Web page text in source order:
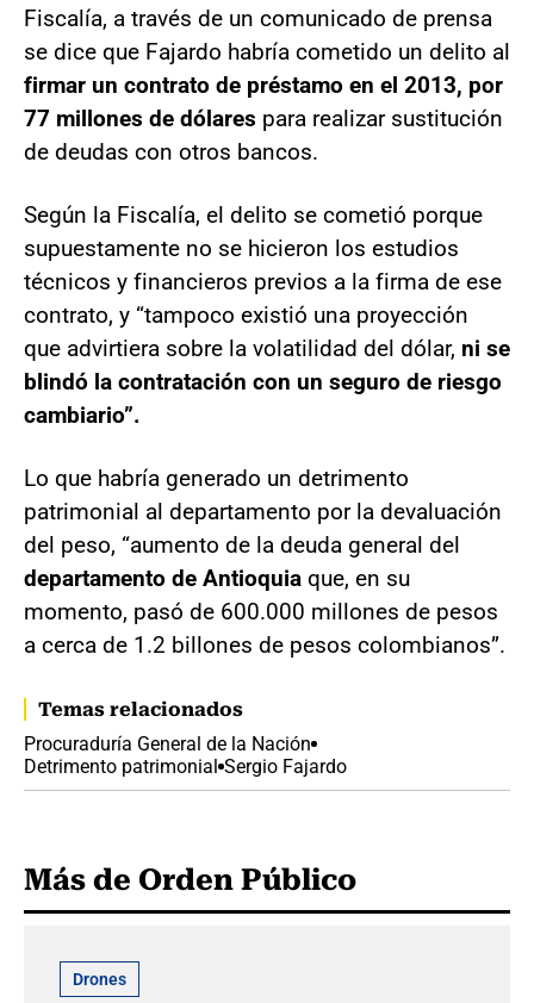
Fiscalía, a través de un comunicado de prensa
se dice que Fajardo habría cometido un delito al
firmar un contrato de préstamo en el 2013, por
77 millones de dólares para realizar sustitución
de deudas con otros bancos.
Según la Fiscalía, el delito se cometió porque
supuestamente no se hicieron los estudios
técnicos y financieros previos a la firma de ese
contrato, y “tampoco existió una proyección
que advirtiera sobre la volatilidad del dólar, ni se
blindó la contratación con un seguro de riesgo
cambiario”.
Lo que habría generado un detrimento
patrimonial al departamento por la devaluación
del peso, “aumento de la deuda general del
departamento de Antioquia que, en su
momento, pasó de 600.000 millones de pesos
a cerca de 1.2 billones de pesos colombianos”.
Temas relacionados
Procuraduría General de la Nación
Detrimento patrimonial Sergio Fajardo
Más de Orden Público
Drones